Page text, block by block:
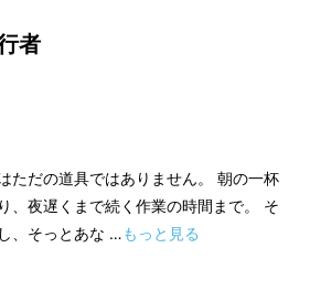
動ワークチェア
のみ）
す。各種パー
ジ下部の「内容
■ お届け内容
・LiberNovo
者
ただの道具ではありません。 朝の一杯
、夜遅くまで続く作業の時間まで。 そ
、そっとあな …もっと見る